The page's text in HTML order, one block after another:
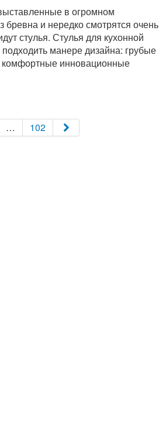
в огромном
бревна и нередко смотрятся очень
стулья. Стулья для кухонной
манере дизайна: грубые
комфортные инновационные
… 102